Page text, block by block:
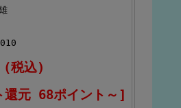
(税込)
還元 68ポイント～]